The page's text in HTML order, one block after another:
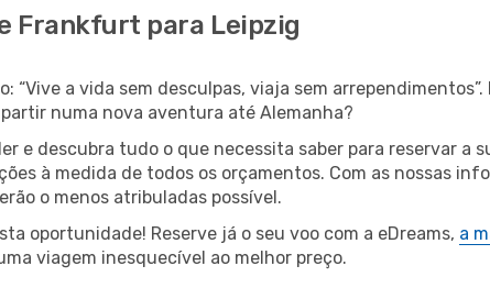
Frankfurt para Leipzig
“Vive a vida sem desculpas, viaja sem
numa nova aventura até Alemanha?
e descubra tudo o que necessita saber para reservar
à medida de todos os orçamentos. Com as nossas
o menos atribuladas possível.
oportunidade! Reserve já o seu voo com a eDreams, a
viagem inesquecível ao melhor preço.